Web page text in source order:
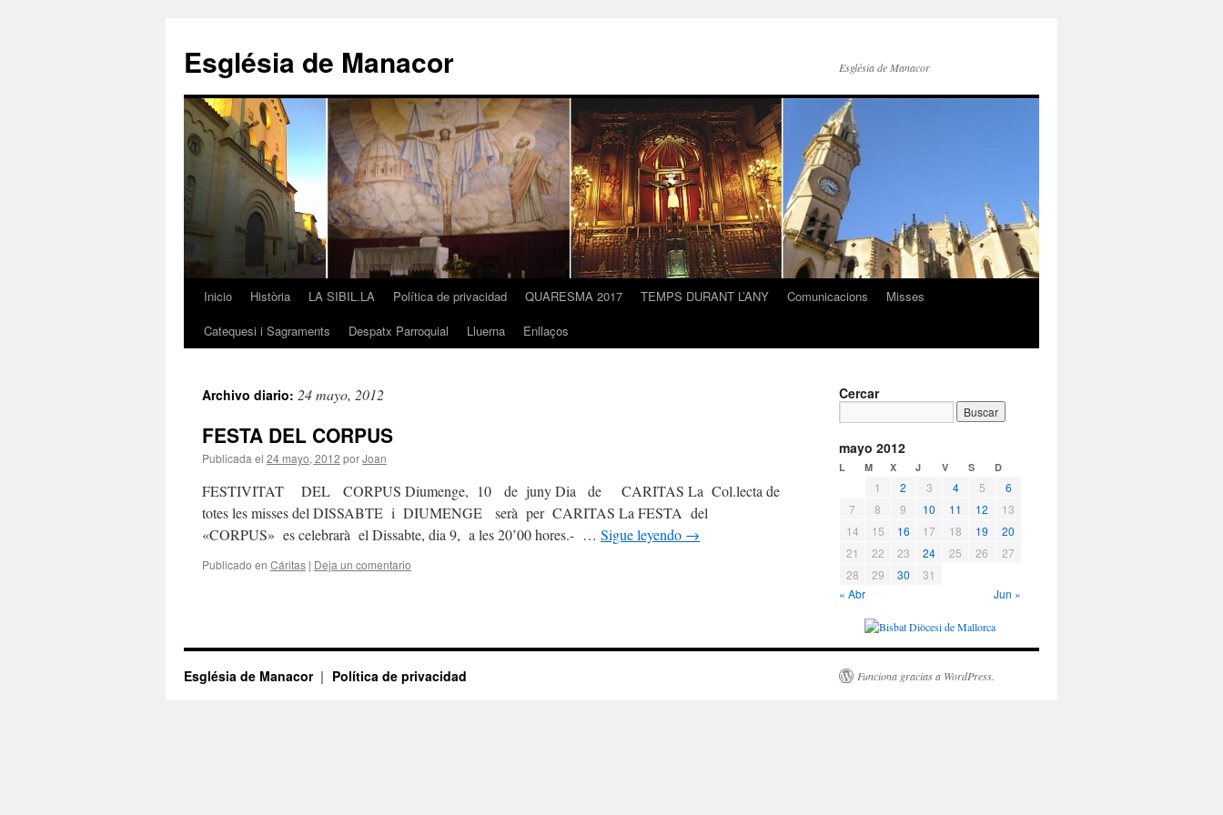
contenido
Església de Manacor Església de Manacor
Inicio Història LA SIBIL.LA Política de privacidad QUARESMA 2017 TEMPS DURANT L’ANY Comunicacions
Misses
Catequesi i Sagraments
Despatx Parroquial Lluerna Enllaços
Archivo diario: 24 mayo, 2012
FESTA DEL CORPUS
Publicada el 24 mayo, 2012 porJoan
FESTIVITAT DEL CORPUS Diumenge, 10 de juny Dia de CARITAS La Col.lecta de
totes les misses del DISSABTE i DIUMENGE serà per CARITAS La FESTA del
«CORPUS» es celebrarà el Dissabte, dia 9, a les 20’00 hores.- … Sigue leyendo →
Publicado en Cáritas | Deja un comentario
Cercar
mayo 2012
L M X J V S D
1 2 3 4 5
6
7
8 9 10 11 12
13
14
15 16 17 18 19
20
21
22 23 24 25 26
27
28
29 30
31
« Abr
Jun »
Església de Manacor Política de privacidad Funciona gracias a WordPress.